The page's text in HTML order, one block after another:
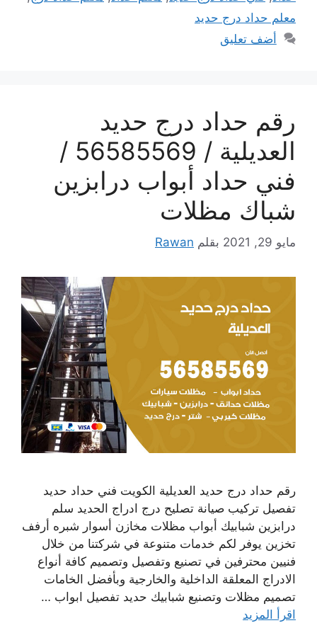
معلم حداد درج حديد
أضف تعليق
رقم حداد درج حديد
العديلية / 56585569 /
فني حداد أبواب درابزين
شباك مظلات
مايو 29, 2021 بقلم Rawan
رقم حداد درج حديد العديلية الكويت فني حداد حديد
تفصيل تركيب صيانة تصليح درج ادراج الحديد سلم
درابزين شبابيك أبواب مظلات مخازن أسوار شبره أرفف
تخزين يوفر لكم خدمات متنوعة في شركتنا من خلال
فنيين محترفين في تصنيع وتفصيل وتصميم كافة أنواع
الادراج المعلقة الداخلية والخارجية وبأفضل الخامات
تصميم مظلات وتصنيع شبابيك حديد تفصيل ابواب …
اقرأ المزيد